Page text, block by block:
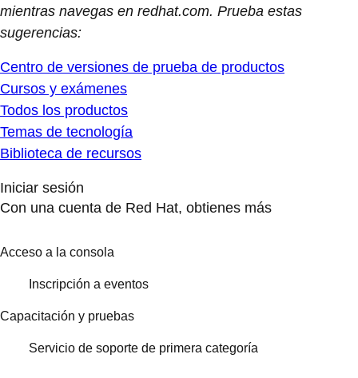
mientras navegas en redhat.com. Prueba estas
sugerencias:
Centro de versiones de prueba de productos
Cursos y exámenes
Todos los productos
Temas de tecnología
Biblioteca de recursos
Iniciar sesión
Con una cuenta de Red Hat, obtienes más
Acceso a la consola
Inscripción a eventos
Capacitación y pruebas
Servicio de soporte de primera categoría